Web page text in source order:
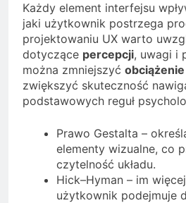
Każdy element interfejsu
jaki użytkownik postrzega
projektowaniu UX warto
dotyczące percepcji, uwagi i
można zmniejszyć
zwiększyć skuteczność
podstawowych reguł
Prawo Gestalta –
elementy wizualne, co
czytelność układu.
Hick–Hyman – im
użytkownik podejmuje